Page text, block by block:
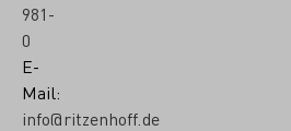
981-
0
E-
Mail:
info@ritzenhoff.de